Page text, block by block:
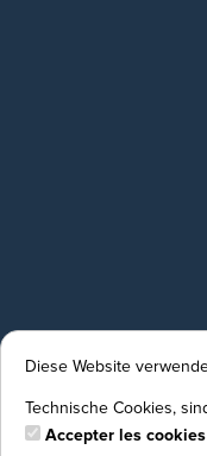
Diese Website
Technische Cookies,
Accepter les